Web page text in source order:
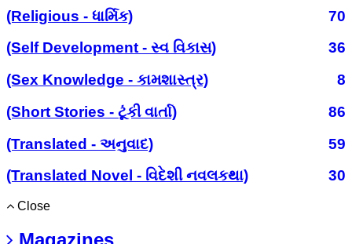
(Religious - ધાર્મિક)
70
(Self Development - સ્વ વિકાસ)
36
(Sex Knowledge - કામશાસ્ત્ર)
8
(Short Stories - ટૂંકી વાર્તા)
86
(Translated - અનુવાદ)
59
(Translated Novel - વિદેશી નવલકથા)
30
Close
Magazines